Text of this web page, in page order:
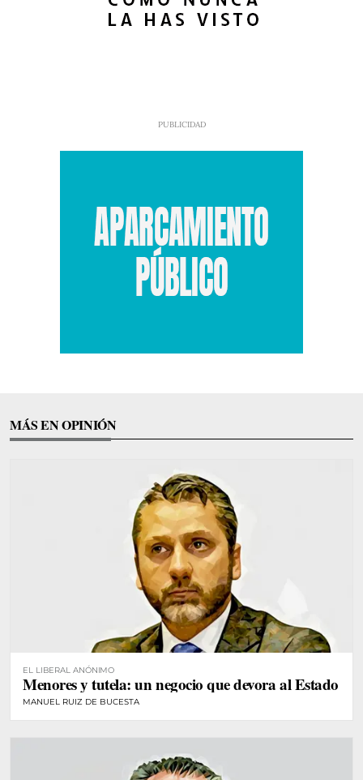
MÁS EN OPINIÓN
EL LIBERAL ANÓNIMO
Menores y tutela: un negocio que devora al Estado
MANUEL RUIZ DE BUCESTA